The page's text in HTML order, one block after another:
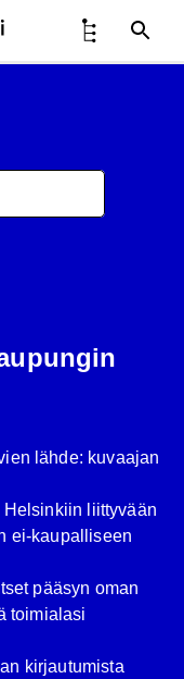
lähde: kuvaajan
liittyvään
ei-kaupalliseen
pääsyn oman
toimialasi
kirjautumista